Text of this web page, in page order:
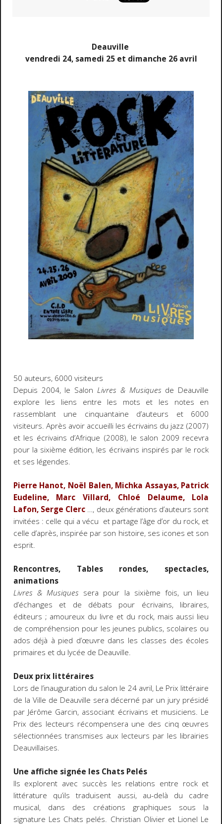
Deauville
vendredi 24, samedi 25 et dimanche 26 avril
50 auteurs, 6000 visiteurs
Depuis 2004, le Salon Livres & Musiques de Deauville
explore les liens entre les mots et les notes en
rassemblant une cinquantaine d’auteurs et 6000
visiteurs. Après avoir accueilli les écrivains du jazz (2007)
et les écrivains d’Afrique (2008), le salon 2009 recevra
pour la sixième édition, les écrivains inspirés par le rock
et ses légendes.
Pierre Hanot, Noël Balen, Michka Assayas, Patrick
Eudeline, Marc Villard, Chloé Delaume, Lola
Lafon, Serge Clerc …, deux générations d’auteurs sont
invitées : celle qui a vécu et partage l’âge d’or du rock, et
celle d’après, inspirée par son histoire, ses icones et son
esprit.
Rencontres, Tables rondes, spectacles,
animations
Livres & Musiques sera pour la sixième fois, un lieu
d’échanges et de débats pour écrivains, libraires,
éditeurs ; amoureux du livre et du rock, mais aussi lieu
de compréhension pour les jeunes publics, scolaires ou
ados déjà à pied d’œuvre dans les classes des écoles
primaires et du lycée de Deauville.
Deux prix littéraires
Lors de l’inauguration du salon le 24 avril, Le Prix littéraire
de la Ville de Deauville sera décerné par un jury présidé
par Jérôme Garcin, associant écrivains et musiciens. Le
Prix des lecteurs récompensera une des cinq œuvres
sélectionnées transmises aux lecteurs par les librairies
Deauvillaises.
Une affiche signée les Chats Pelés
Ils explorent avec succès les relations entre rock et
littérature qu’ils traduisent aussi, au-delà du cadre
musical, dans des créations graphiques sous la
signature Les Chats pelés. Christian Olivier et Lionel Le